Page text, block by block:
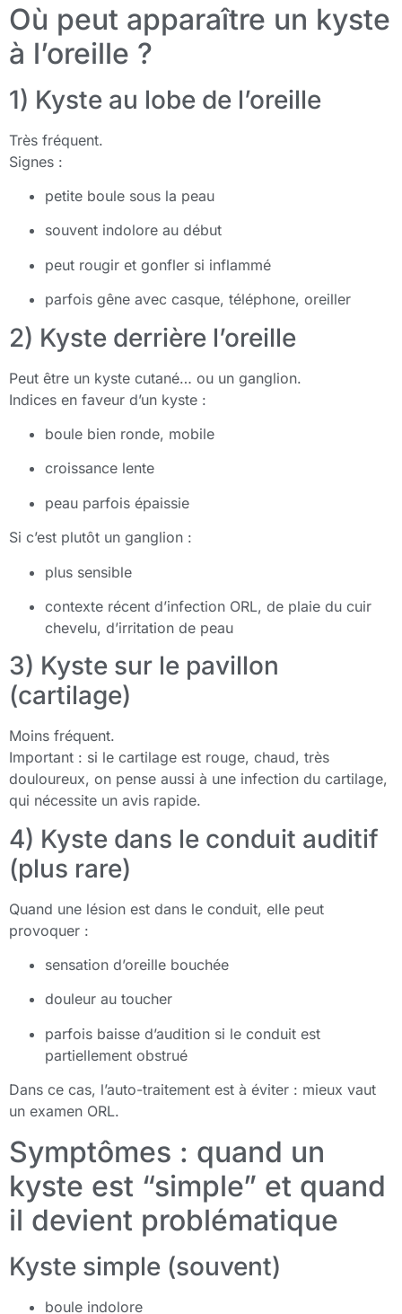
Où peut apparaître un kyste
à l’oreille ?
1) Kyste au lobe de l’oreille
Très fréquent.
Signes :
petite boule sous la peau
souvent indolore au début
peut rougir et gonfler si inflammé
parfois gêne avec casque, téléphone, oreiller
2) Kyste derrière l’oreille
Peut être un kyste cutané… ou un ganglion.
Indices en faveur d’un kyste :
boule bien ronde, mobile
croissance lente
peau parfois épaissie
Si c’est plutôt un ganglion :
plus sensible
contexte récent d’infection ORL, de plaie du cuir
chevelu, d’irritation de peau
3) Kyste sur le pavillon
(cartilage)
Moins fréquent.
Important : si le cartilage est rouge, chaud, très
douloureux, on pense aussi à une infection du cartilage,
qui nécessite un avis rapide.
4) Kyste dans le conduit auditif
(plus rare)
Quand une lésion est dans le conduit, elle peut
provoquer :
sensation d’oreille bouchée
douleur au toucher
parfois baisse d’audition si le conduit est
partiellement obstrué
Dans ce cas, l’auto-traitement est à éviter : mieux vaut
un examen ORL.
Symptômes : quand un
kyste est “simple” et quand
il devient problématique
Kyste simple (souvent)
boule indolore